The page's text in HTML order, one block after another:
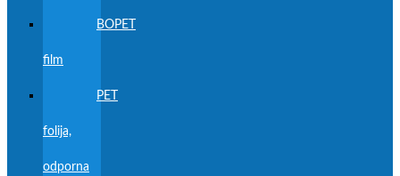
BOPET
film
PET
folija,
odporna